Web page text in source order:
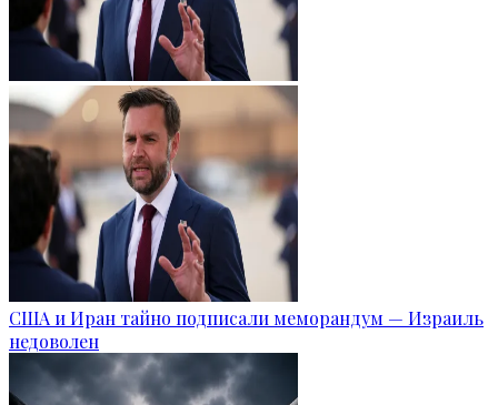
США и Иран тайно подписали меморандум — Израиль
недоволен